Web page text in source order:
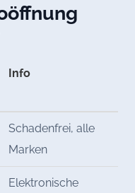
Info
Schadenfrei, alle
Marken
Elektronische